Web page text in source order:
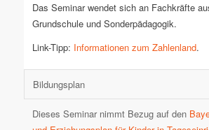
Das Seminar wendet sich an Fachkräfte
Grundschule und Sonderpädagogik.
Link-Tipp: Informationen zum Zahlenland.
Bildungsplan
Dieses Seminar nimmt Bezug auf den